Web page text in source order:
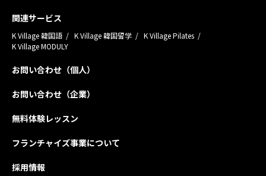
関連サービス
K Village 韓国語 K Village 韓国留学
K Village Pilates
K Village MODULY
お問い合わせ（個人）
お問い合わせ（企業）
無料体験レッスン
フランチャイズ事業について
採用情報